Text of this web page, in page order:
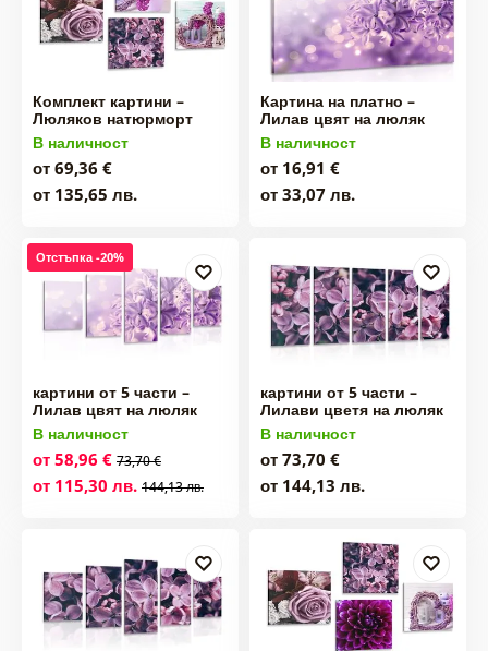
Комплект картини –
Люляков натюрморт
В наличност
от 69,36 €
от 135,65 лв.
Картина на платно –
Лилав цвят на люляк
В наличност
от 16,91 €
от 33,07 лв.
Отстъпка -20%
картини от 5 части –
Лилав цвят на люляк
В наличност
от 58,96 € 73,70 €
от 115,30 лв. 144,13 лв.
картини от 5 части –
Лилави цветя на люляк
В наличност
от 73,70 €
от 144,13 лв.